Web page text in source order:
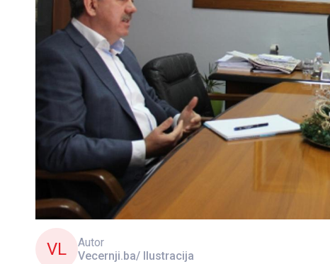
VL
Autor
Vecernji.ba/ Ilustracija